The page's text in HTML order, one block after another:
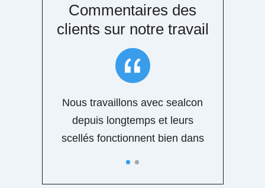
Commentaires des
clients sur notre travail

Nous travaillons avec sealcon
depuis longtemps et leurs
scellés fonctionnent bien dans